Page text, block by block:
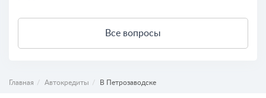
Все вопросы
Главная Автокредиты В Петрозаводске